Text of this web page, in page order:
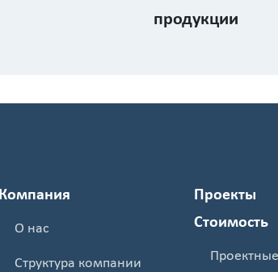
продукции
Компания
О нас
Структура компании
Проекты
Стоимость
Проектные